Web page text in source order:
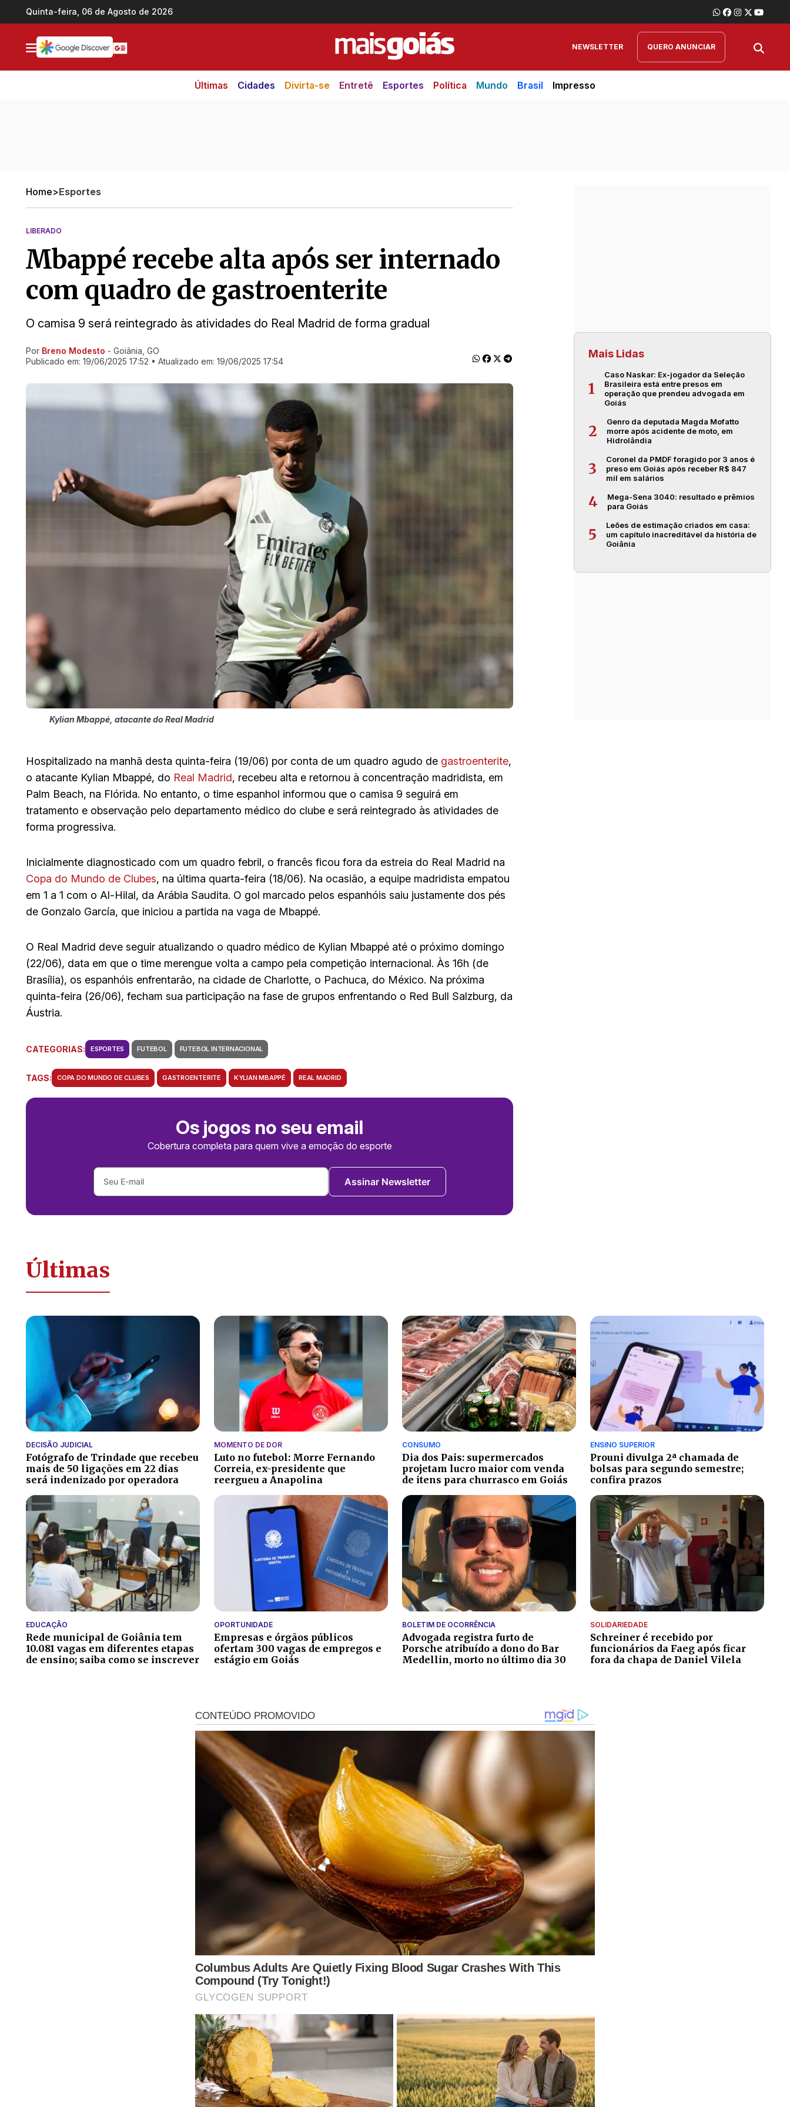
Ir direto pro conteúdo
Quinta-feira, 06 de Agosto de 2026
NEWSLETTER QUERO ANUNCIAR
Últimas Cidades Divirta-se Entretê Esportes Política Mundo Brasil Impresso
Home>Esportes
LIBERADO
Mbappé recebe alta após ser internado
com quadro de gastroenterite
O camisa 9 será reintegrado às atividades do Real Madrid de forma gradual
Ir direto pra matéria
Por Breno Modesto - Goiânia, GO
Publicado em: 19/06/2025 17:52 • Atualizado em: 19/06/2025 17:54
Kylian Mbappé, atacante do Real Madrid
Hospitalizado na manhã desta quinta-feira (19/06) por conta de um quadro agudo de gastroenterite,
o atacante Kylian Mbappé, do Real Madrid, recebeu alta e retornou à concentração madridista, em
Palm Beach, na Flórida. No entanto, o time espanhol informou que o camisa 9 seguirá em
tratamento e observação pelo departamento médico do clube e será reintegrado às atividades de
forma progressiva.
Inicialmente diagnosticado com um quadro febril, o francês ficou fora da estreia do Real Madrid na
Copa do Mundo de Clubes, na última quarta-feira (18/06). Na ocasião, a equipe madridista empatou
em 1 a 1 com o Al-Hilal, da Arábia Saudita. O gol marcado pelos espanhóis saiu justamente dos pés
de Gonzalo García, que iniciou a partida na vaga de Mbappé.
O Real Madrid deve seguir atualizando o quadro médico de Kylian Mbappé até o próximo domingo
(22/06), data em que o time merengue volta a campo pela competição internacional. Às 16h (de
Brasília), os espanhóis enfrentarão, na cidade de Charlotte, o Pachuca, do México. Na próxima
quinta-feira (26/06), fecham sua participação na fase de grupos enfrentando o Red Bull Salzburg, da
Áustria.
CATEGORIAS: ESPORTES FUTEBOL FUTEBOL INTERNACIONAL
TAGS: COPA DO MUNDO DE CLUBES GASTROENTERITE KYLIAN MBAPPÉ REAL MADRID
Os jogos no seu email
Cobertura completa para quem vive a emoção do esporte
Assinar Newsletter
Mais Lidas
1
Caso Naskar: Ex-jogador da Seleção
Brasileira está entre presos em
operação que prendeu advogada em
Goiás
2
Genro da deputada Magda Mofatto
morre após acidente de moto, em
Hidrolândia
3
Coronel da PMDF foragido por 3 anos é
preso em Goiás após receber R$ 847
mil em salários
4
Mega-Sena 3040: resultado e prêmios
para Goiás
5
Leões de estimação criados em casa:
um capítulo inacreditável da história de
Goiânia
Últimas
DECISÃO JUDICIAL
Fotógrafo de Trindade que recebeu
mais de 50 ligações em 22 dias
será indenizado por operadora
MOMENTO DE DOR
Luto no futebol: Morre Fernando
Correia, ex-presidente que
reergueu a Anapolina
CONSUMO
Dia dos Pais: supermercados
projetam lucro maior com venda
de itens para churrasco em Goiás
ENSINO SUPERIOR
Prouni divulga 2ª chamada de
bolsas para segundo semestre;
confira prazos
EDUCAÇÃO
Rede municipal de Goiânia tem
10.081 vagas em diferentes etapas
de ensino; saiba como se inscrever
OPORTUNIDADE
Empresas e órgãos públicos
ofertam 300 vagas de empregos e
estágio em Goiás
BOLETIM DE OCORRÊNCIA
Advogada registra furto de
Porsche atribuído a dono do Bar
Medellin, morto no último dia 30
SOLIDARIEDADE
Schreiner é recebido por
funcionários da Faeg após ficar
fora da chapa de Daniel Vilela